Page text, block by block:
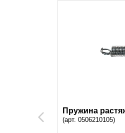
Previous
Пружина
(арт. 0506210105)